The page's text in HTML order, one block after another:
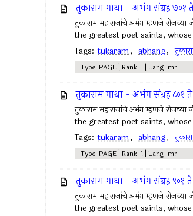
तुकाराम गाथा - अभंग संग्रह ७०१
तुकाराम महाराजांचे अभंग म्हणजे
the greatest poet saints,
Tags: tukaram, abhang,
Type: PAGE | Rank: 1 | Lang: mr
तुकाराम गाथा - अभंग संग्रह ८०१
तुकाराम महाराजांचे अभंग म्हणजे
the greatest poet saints,
Tags: tukaram, abhang,
Type: PAGE | Rank: 1 | Lang: mr
तुकाराम गाथा - अभंग संग्रह ९०१ ते
तुकाराम महाराजांचे अभंग म्हणजे
the greatest poet saints,